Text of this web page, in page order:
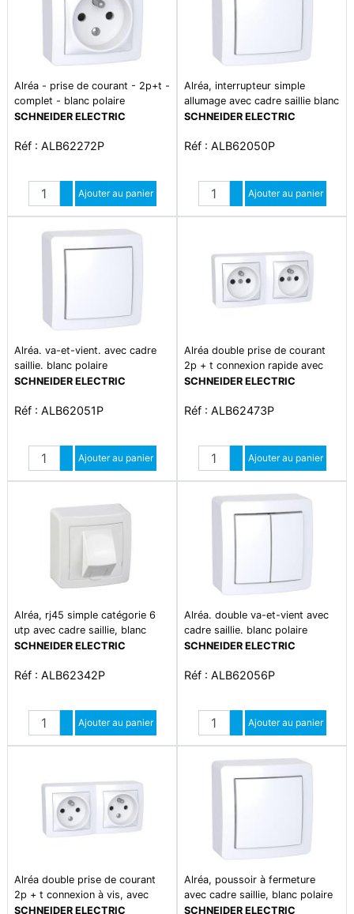
Alréa - prise de courant - 2p+t -
complet - blanc polaire
SCHNEIDER ELECTRIC
Réf : ALB62272P
Quantité
Augmenter quantité
Diminuer quantité
Ajouter au panier
Alréa, interrupteur simple
allumage avec cadre saillie blanc
polaire
SCHNEIDER ELECTRIC
Réf : ALB62050P
Quantité
Augmenter quantité
Diminuer quantité
Ajouter au panier
Alréa. va-et-vient. avec cadre
saillie. blanc polaire
SCHNEIDER ELECTRIC
Réf : ALB62051P
Quantité
Augmenter quantité
Diminuer quantité
Ajouter au panier
Alréa double prise de courant
2p + t connexion rapide avec
cadre saillie blanc p
SCHNEIDER ELECTRIC
Réf : ALB62473P
Quantité
Augmenter quantité
Diminuer quantité
Ajouter au panier
Alréa, rj45 simple catégorie 6
utp avec cadre saillie, blanc
polaire
SCHNEIDER ELECTRIC
Réf : ALB62342P
Quantité
Augmenter quantité
Diminuer quantité
Ajouter au panier
Alréa. double va-et-vient avec
cadre saillie. blanc polaire
SCHNEIDER ELECTRIC
Réf : ALB62056P
Quantité
Augmenter quantité
Diminuer quantité
Ajouter au panier
Alréa double prise de courant
2p + t connexion à vis, avec
cadre saillie blanc p
SCHNEIDER ELECTRIC
Alréa, poussoir à fermeture
avec cadre saillie, blanc polaire
SCHNEIDER ELECTRIC